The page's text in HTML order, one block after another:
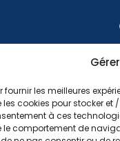
fournir les meilleures
les cookies pour stocker et
à ces
le comportement de